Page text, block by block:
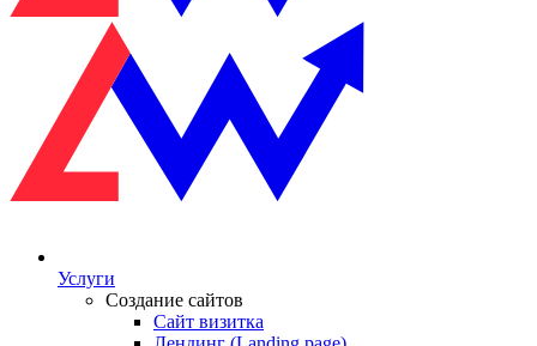
Услуги
Создание сайтов
Сайт визитка